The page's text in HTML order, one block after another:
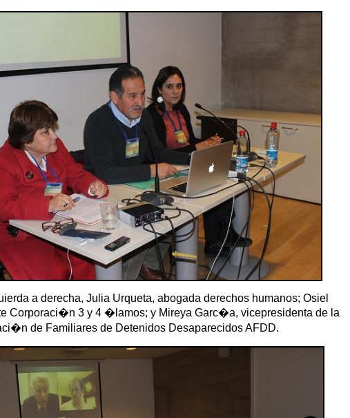
a derecha, Julia Urqueta, abogada derechos humanos; Osiel
Corporaci�n 3 y 4 �lamos; y Mireya Garc�a, vicepresidenta de la
de Familiares de Detenidos Desaparecidos AFDD.